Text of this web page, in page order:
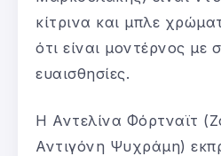
κίτρινα και μπλε
ότι είναι μοντέρνος με
ευαισθησίες.
Η Αντελίνα Φόρτναϊτ
Αντιγόνη Ψυχράμη)